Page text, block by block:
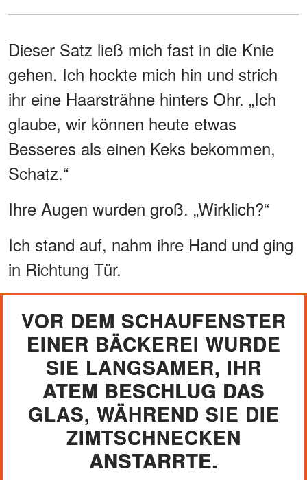
Dieser Satz ließ mich fast in die Knie
gehen. Ich hockte mich hin und strich
ihr eine Haarsträhne hinters Ohr. „Ich
glaube, wir können heute etwas
Besseres als einen Keks bekommen,
Schatz.“
Ihre Augen wurden groß. „Wirklich?“
Ich stand auf, nahm ihre Hand und ging
in Richtung Tür.
VOR DEM SCHAUFENSTER
EINER BÄCKEREI WURDE
SIE LANGSAMER, IHR
ATEM BESCHLUG DAS
GLAS, WÄHREND SIE DIE
ZIMTSCHNECKEN
ANSTARRTE.